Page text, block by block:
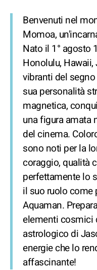
Benvenuti nel
Momoa,
Nato il 1° agosto
Honolulu,
vibranti del
sua personalità
magnetica,
una figura amata
del cinema.
sono noti per la
coraggio, qualità
perfettamente lo
il suo ruolo
Aquaman.
elementi cosmici
astrologico di
energie che lo
affascinante!